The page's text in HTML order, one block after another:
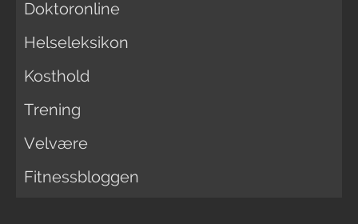
Doktoronline
Helseleksikon
Kosthold
Trening
Velvære
Fitnessbloggen